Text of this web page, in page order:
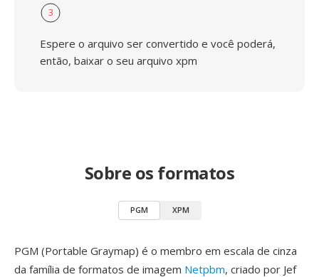
3
Espere o arquivo ser convertido e você poderá,
então, baixar o seu arquivo xpm
Sobre os formatos
PGM XPM
PGM (Portable Graymap) é o membro em escala de cinza
da família de formatos de imagem Netpbm, criado por Jef